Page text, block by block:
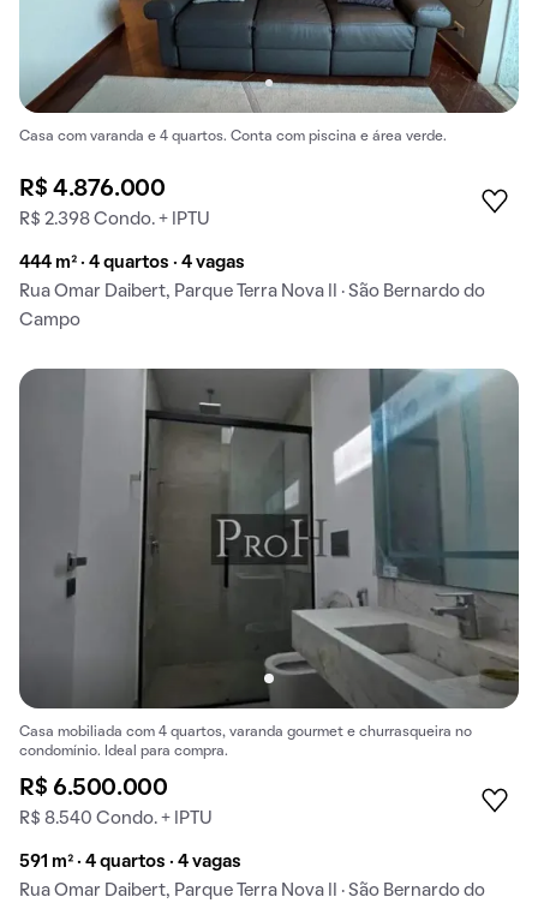
Casa com varanda e 4 quartos. Conta com piscina e área verde.
R$ 4.876.000
R$ 2.398 Condo. + IPTU
444 m² · 4 quartos · 4 vagas
Rua Omar Daibert, Parque Terra Nova II · São Bernardo do
Campo
Casa mobiliada com 4 quartos, varanda gourmet e churrasqueira no
condomínio. Ideal para compra.
R$ 6.500.000
R$ 8.540 Condo. + IPTU
591 m² · 4 quartos · 4 vagas
Rua Omar Daibert, Parque Terra Nova II · São Bernardo do